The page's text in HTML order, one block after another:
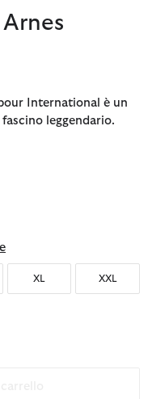
International è un
leggendario.
XL XXL